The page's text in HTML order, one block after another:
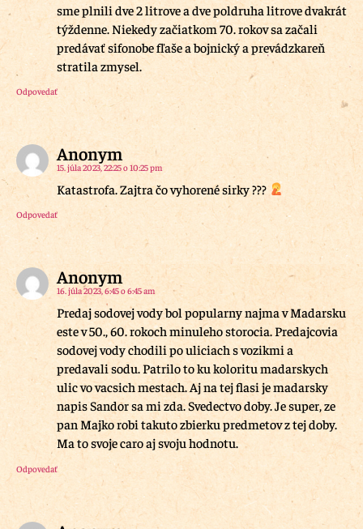
sme plnili dve 2 litrove a dve poldruha litrove dvakrát
týždenne. Niekedy začiatkom 70. rokov sa začali
predávať sifonobe fľaše a bojnický a prevádzkareň
stratila zmysel.
Odpovedať
Anonym
15. júla 2023, 22:25 o 10:25 pm
Katastrofa. Zajtra čo vyhorené sirky ???
Odpovedať
Anonym
16. júla 2023, 6:45 o 6:45 am
Predaj sodovej vody bol popularny najma v Madarsku
este v 50., 60. rokoch minuleho storocia. Predajcovia
sodovej vody chodili po uliciach s vozikmi a
predavali sodu. Patrilo to ku koloritu madarskych
ulic vo vacsich mestach. Aj na tej flasi je madarsky
napis Sandor sa mi zda. Svedectvo doby. Je super, ze
pan Majko robi takuto zbierku predmetov z tej doby.
Ma to svoje caro aj svoju hodnotu.
Odpovedať